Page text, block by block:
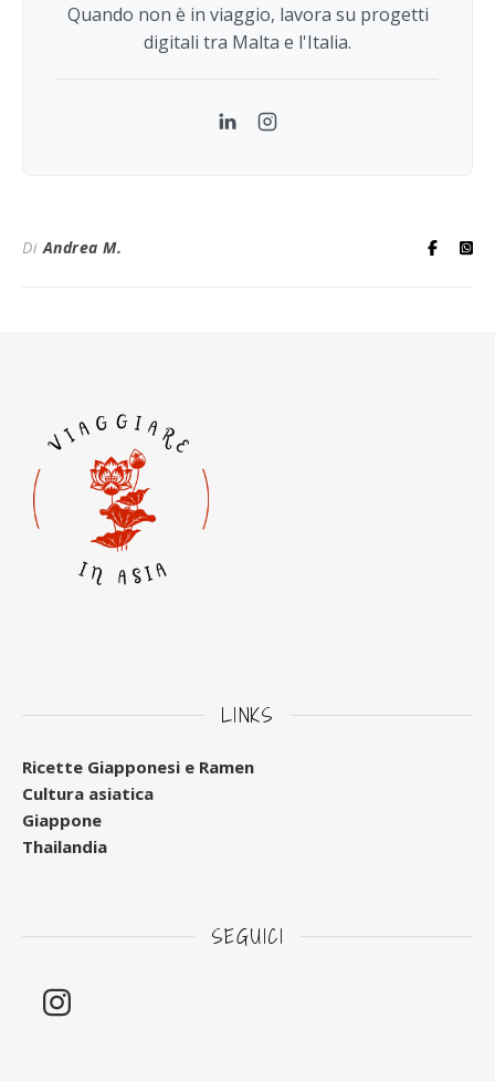
Quando non è in viaggio, lavora su progetti
digitali tra Malta e l'Italia.
LinkedInInstagram
DiAndrea M.
LINKS
Ricette Giapponesi e Ramen
Cultura asiatica
Giappone
Thailandia
SEGUICI